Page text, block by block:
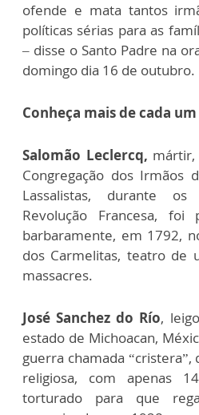
ofende e mata tantos
políticas sérias para as
– disse o Santo Padre na
domingo dia 16 de outubro.
Conheça mais de cada
Salomão Leclercq, mártir,
Congregação dos Irmãos
Lassalistas, durante
Revolução Francesa, foi
barbaramente, em 1792,
dos Carmelitas, teatro de
massacres.
José Sanchez do Río,
estado de Michoacan,
guerra chamada
religiosa, com apenas
torturado para que